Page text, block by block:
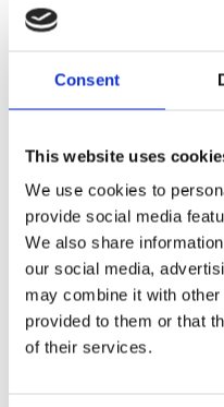
Consent
This website uses
We use cookies to
provide social media
We also share
our social media,
may combine it with
provided to them or that
of their services.
Truede dyr
Hent - Truede dyr -
Have oplæg om
kan være gennem
af Danmarks
lokalafdelinger
den lokale taghave
grøntsagsavler
hvilken betydning